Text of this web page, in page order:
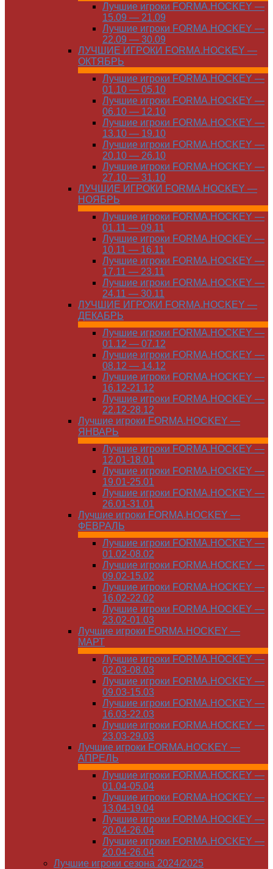
Лучшие игроки FORMA.HOCKEY —
15.09 — 21.09
Лучшие игроки FORMA.HOCKEY —
22.09 — 30.09
ЛУЧШИЕ ИГРОКИ FORMA.HOCKEY —
ОКТЯБРЬ
Лучшие игроки FORMA.HOCKEY —
01.10 — 05.10
Лучшие игроки FORMA.HOCKEY —
06.10 — 12.10
Лучшие игроки FORMA.HOCKEY —
13.10 — 19.10
Лучшие игроки FORMA.HOCKEY —
20.10 — 26.10
Лучшие игроки FORMA.HOCKEY —
27.10 — 31.10
ЛУЧШИЕ ИГРОКИ FORMA.HOCKEY —
НОЯБРЬ
Лучшие игроки FORMA.HOCKEY —
01.11 — 09.11
Лучшие игроки FORMA.HOCKEY —
10.11 — 16.11
Лучшие игроки FORMA.HOCKEY —
17.11 — 23.11
Лучшие игроки FORMA.HOCKEY —
24.11 — 30.11
ЛУЧШИЕ ИГРОКИ FORMA.HOCKEY —
ДЕКАБРЬ
Лучшие игроки FORMA.HOCKEY —
01.12 — 07.12
Лучшие игроки FORMA.HOCKEY —
08.12 — 14.12
Лучшие игроки FORMA.HOCKEY —
16.12-21.12
Лучшие игроки FORMA.HOCKEY —
22.12-28.12
Лучшие игроки FORMA.HOCKEY —
ЯНВАРЬ
Лучшие игроки FORMA.HOCKEY —
12.01-18.01
Лучшие игроки FORMA.HOCKEY —
19.01-25.01
Лучшие игроки FORMA.HOCKEY —
26.01-31.01
Лучшие игроки FORMA.HOCKEY —
ФЕВРАЛЬ
Лучшие игроки FORMA.HOCKEY —
01.02-08.02
Лучшие игроки FORMA.HOCKEY —
09.02-15.02
Лучшие игроки FORMA.HOCKEY —
16.02-22.02
Лучшие игроки FORMA.HOCKEY —
23.02-01.03
Лучшие игроки FORMA.HOCKEY —
МАРТ
Лучшие игроки FORMA.HOCKEY —
02.03-08.03
Лучшие игроки FORMA.HOCKEY —
09.03-15.03
Лучшие игроки FORMA.HOCKEY —
16.03-22.03
Лучшие игроки FORMA.HOCKEY —
23.03-29.03
Лучшие игроки FORMA.HOCKEY —
АПРЕЛЬ
Лучшие игроки FORMA.HOCKEY —
01.04-05.04
Лучшие игроки FORMA.HOCKEY —
13.04-19.04
Лучшие игроки FORMA.HOCKEY —
20.04-26.04
Лучшие игроки FORMA.HOCKEY —
20.04-26.04
Лучшие игроки сезона 2024/2025